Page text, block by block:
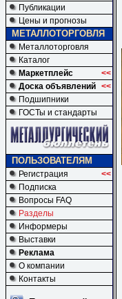
Публикации
Цены и прогнозы
МЕТАЛЛОТОРГОВЛЯ
Металлоторговля
Каталог
Маркетплейс
<<
Доска объявлений <<
Подшипники
ГОСТы и стандарты
ПОЛЬЗОВАТЕЛЯМ
Регистрация
<<
Подписка
Вопросы FAQ
Разделы
Информеры
Выставки
Реклама
О компании
Контакты